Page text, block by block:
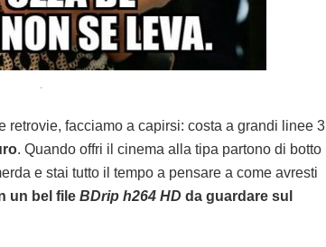
.
retrovie, facciamo a capirsi: costa a grandi linee 3
. Quando offri il cinema alla tipa partono di botto
e stai tutto il tempo a pensare a come avresti
un bel file BDrip h264 HD da guardare sul